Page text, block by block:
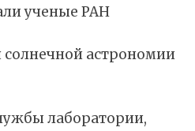
астрономии
лаборатории,